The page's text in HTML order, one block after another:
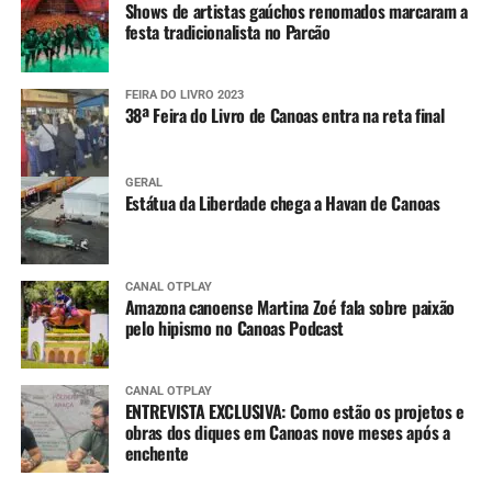
Shows de artistas gaúchos renomados marcaram a
festa tradicionalista no Parcão
FEIRA DO LIVRO 2023
38ª Feira do Livro de Canoas entra na reta final
GERAL
Estátua da Liberdade chega a Havan de Canoas
CANAL OTPLAY
Amazona canoense Martina Zoé fala sobre paixão
pelo hipismo no Canoas Podcast
CANAL OTPLAY
ENTREVISTA EXCLUSIVA: Como estão os projetos e
obras dos diques em Canoas nove meses após a
enchente